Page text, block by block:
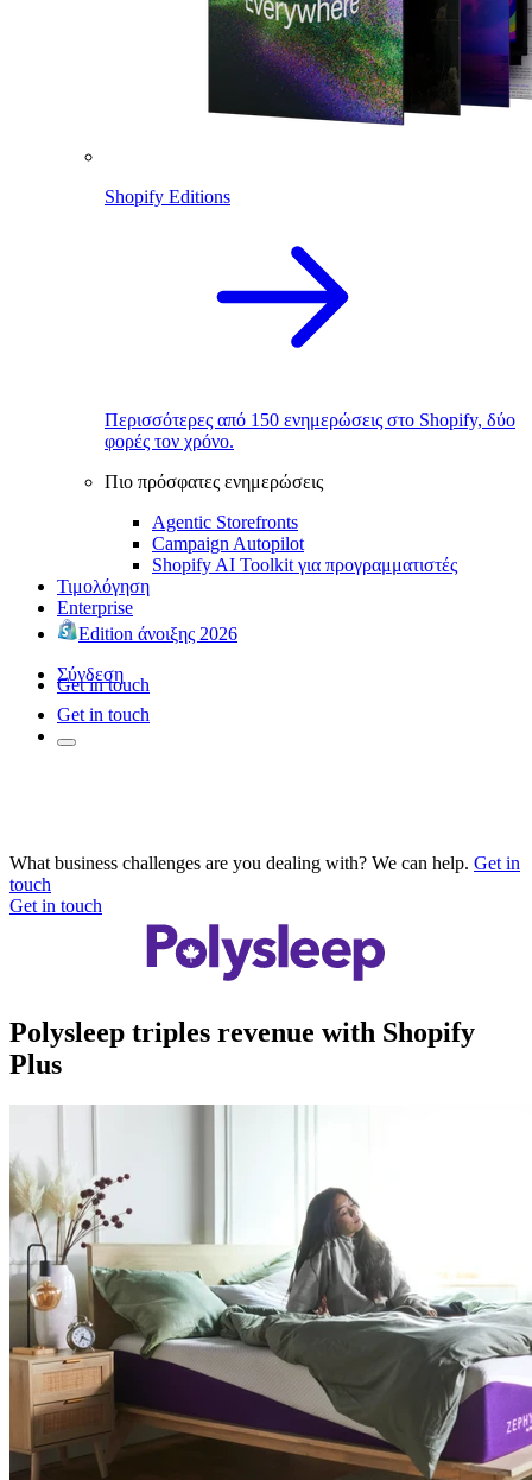
Shopify Editions
Περισσότερες από 150 ενημερώσεις στο Shopify, δύο
φορές τον χρόνο.
Πιο πρόσφατες ενημερώσεις
Agentic Storefronts
Campaign Autopilot
Shopify AI Toolkit για προγραμματιστές
Τιμολόγηση
Enterprise
Edition άνοιξης 2026
Σύνδεση
Get in touch
Get in touch
What business challenges are you dealing with? We can help. Get in
touch
Get in touch
Polysleep triples revenue with Shopify
Plus